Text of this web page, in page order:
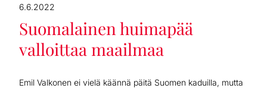
6.6.2022
Suomalainen huimapää
valloittaa maailmaa
Emil Valkonen ei vielä käännä päitä Suomen kaduilla, mutta